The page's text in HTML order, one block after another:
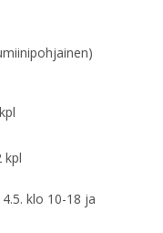
kpl
klo 10-18 ja